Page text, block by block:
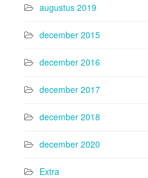
augustus 2019
december 2015
december 2016
december 2017
december 2018
december 2020
Extra